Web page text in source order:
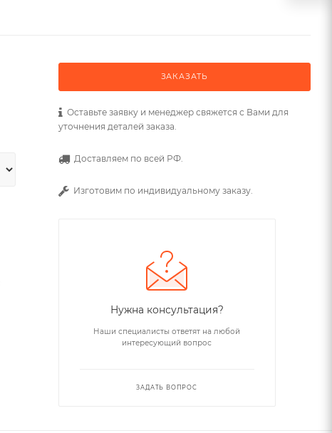
ЗАКАЗАТЬ
Оставьте заявку и менеджер свяжется с Вами для
уточнения деталей заказа.
Доставляем по всей РФ.
Изготовим по индивидуальному заказу.
Нужна консультация?
Наши специалисты ответят на любой
интересующий вопрос
ЗАДАТЬ ВОПРОС